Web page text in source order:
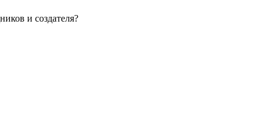
и создателя?